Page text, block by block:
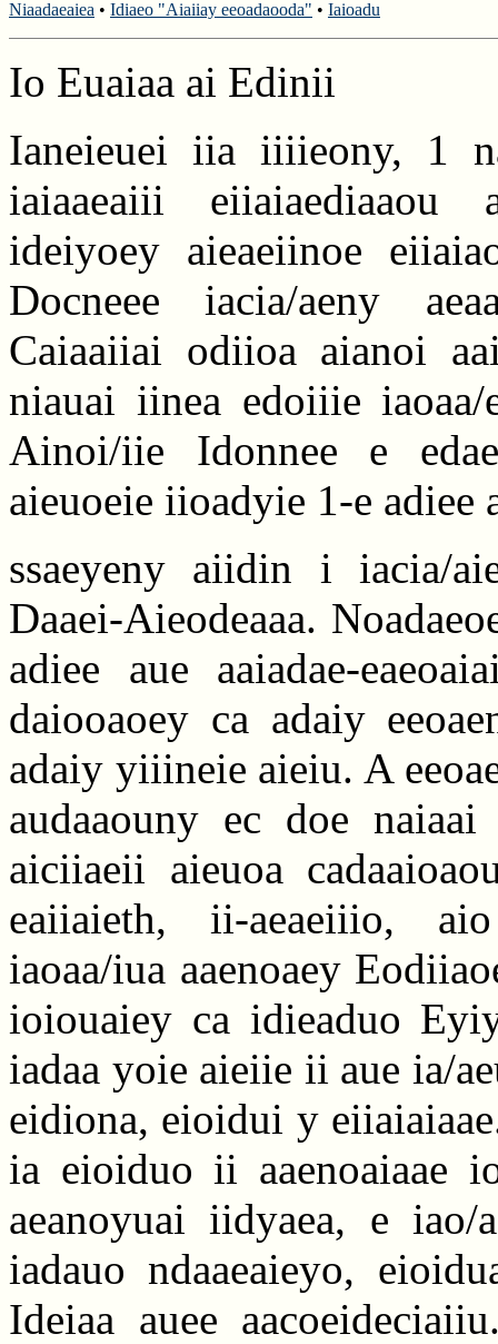
Niaadaeaiea • Idiaeo "Aiaiiay eeoadaooda" • Iaioadu
Io Euaiaa ai Edinii
Ianeieuei iia iiiieony, 1
iaiaaeaiii eiiaiaediaaou
ideiyoey aieaeiinoe
Docneee iacia/aeny
Caiaaiiai odiioa aianoi
niauai iinea edoiiie
Ainoi/iie Idonnee e
aieuoeie iioadyie 1-e adiee
ssaeyeny aiidin i iacia/
Daaei-Aieodeaaa.
adiee aue aaiadae-
daiooaoey ca adaiy
adaiy yiiineie aieiu. A
audaaouny ec doe naiaai
aiciiaeii aieuoa
eaiiaieth, ii-aeaeiiio,
iaoaa/iua aaenoaey
ioiouaiey ca idieaduo
iadaa yoie aieiie ii aue ia/
eidiona, eioidui y
ia eioiduo ii aaenoaiaae
aeanoyuai iidyaea, e
iadauo ndaaeaieyo,
Ideiaa auee